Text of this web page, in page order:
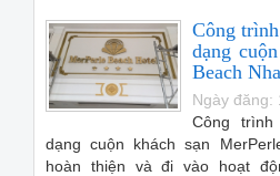
Công
dạng
Beach
Ngày đăng:
Công
dạng cuộn khách sạn
hoàn thiện và đi vào hoạt